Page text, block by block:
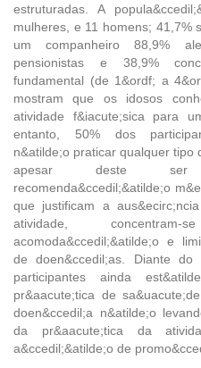
estruturadas. A
mulheres, e 11 homens; 41,7%
um companheiro 88,9%
pensionistas e 38,9%
fundamental (de 1&ordf; a
mostram que os idosos
atividade f&iacute;sica para
entanto, 50% dos
n&atilde;o praticar qualquer tipo
apesar deste ser
recomenda&ccedil;&atilde;o
que justificam a
atividade,
acomoda&ccedil;&atilde;o e
de doen&ccedil;as. Diante
participantes ainda
pr&aacute;tica de
doen&ccedil;a n&atilde;o
da pr&aacute;tica da
a&ccedil;&atilde;o de